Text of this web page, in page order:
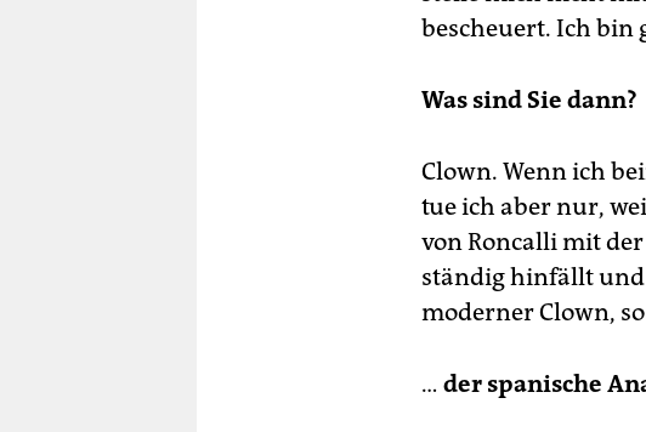
bescheuert. Ich bin
Was sind Sie dann?
Clown. Wenn ich
tue ich aber nur,
von Roncalli mit
ständig hinfällt und
moderner Clown,
… der spanische